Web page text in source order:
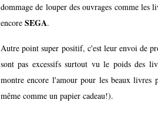
dommage de louper des ouvrages comme
encore SEGA.
Autre point super positif, c'est leur envoi de
sont pas excessifs surtout vu le poids des
montre encore l'amour pour les beaux livres
même comme un papier cadeau!).